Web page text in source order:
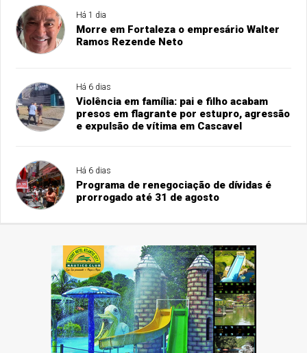
Há 1 dia
Morre em Fortaleza o empresário Walter
Ramos Rezende Neto
Há 6 dias
Violência em família: pai e filho acabam
presos em flagrante por estupro, agressão
e expulsão de vítima em Cascavel
Há 6 dias
Programa de renegociação de dívidas é
prorrogado até 31 de agosto